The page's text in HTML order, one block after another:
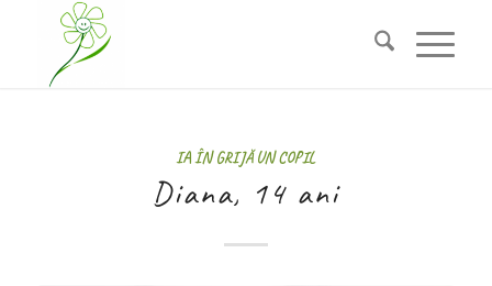
IA ÎN GRIJĂ UN COPIL
Diana, 14 ani